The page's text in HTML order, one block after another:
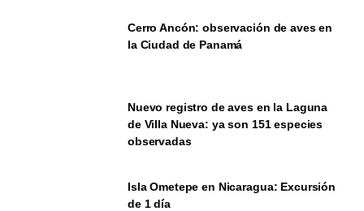
Cerro Ancón: observación de aves en
la Ciudad de Panamá
Nuevo registro de aves en la Laguna
de Villa Nueva: ya son 151 especies
observadas
Isla Ometepe en Nicaragua: Excursión
de 1 día